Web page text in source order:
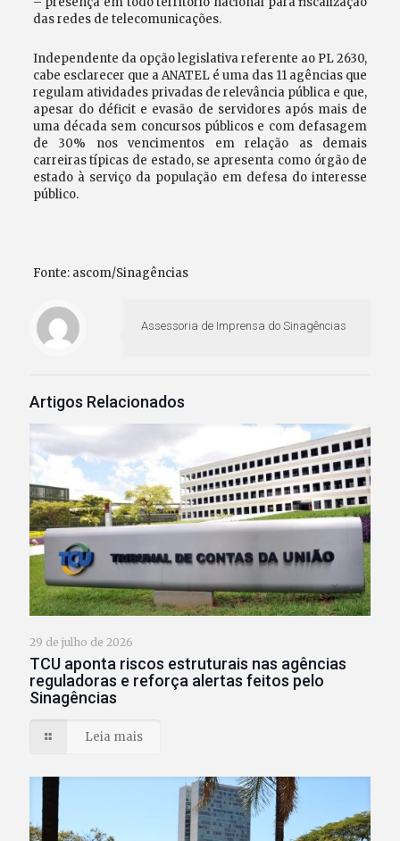
das redes de telecomunicações.
Independente da opção legislativa referente ao PL 2630,
cabe esclarecer que a ANATEL é uma das 11 agências que
regulam atividades privadas de relevância pública e que,
apesar do déficit e evasão de servidores após mais de
uma década sem concursos públicos e com defasagem
de 30% nos vencimentos em relação as demais
carreiras típicas de estado, se apresenta como órgão de
estado à serviço da população em defesa do interesse
público.
Fonte: ascom/Sinagências
Assessoria de Imprensa do Sinagências
Artigos Relacionados
29 de julho de 2026
TCU aponta riscos estruturais nas agências
reguladoras e reforça alertas feitos pelo
Sinagências
Leia mais